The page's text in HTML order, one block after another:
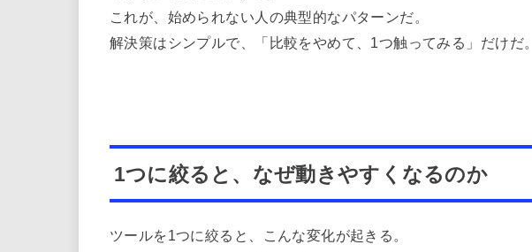
これが、始められない人の典型的なパターンだ。
解決策はシンプルで、「比較をやめて、1つ触ってみる」だけだ。
1つに絞ると、なぜ動きやすくなるのか
ツールを1つに絞ると、こんな変化が起きる。